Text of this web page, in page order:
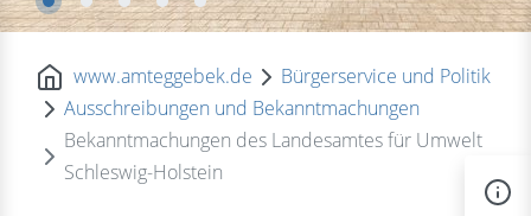
www.amteggebek.de
Bürgerservice und Politik
Ausschreibungen und Bekanntmachungen
Bekanntmachungen des Landesamtes für Umwelt
Schleswig-Holstein